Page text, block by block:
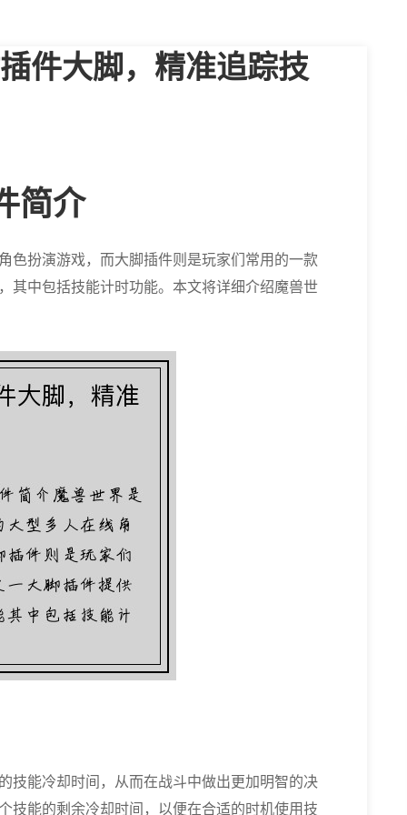
件大脚，精准追踪技
简介
色扮演游戏，而大脚插件则是玩家们常用的一款
其中包括技能计时功能。本文将详细介绍魔兽世
技能冷却时间，从而在战斗中做出更加明智的决
技能的剩余冷却时间，以便在合适的时机使用技